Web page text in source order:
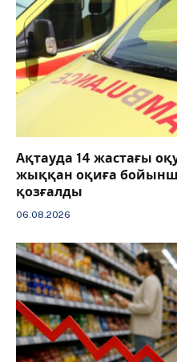
Ақтауда 14 жастағы
жыққан оқиға
қозғалды
06.08.2026